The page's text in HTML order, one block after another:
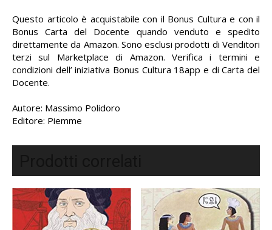
Questo articolo è acquistabile con il Bonus Cultura e con il
Bonus Carta del Docente quando venduto e spedito
direttamente da Amazon. Sono esclusi prodotti di Venditori
terzi sul Marketplace di Amazon. Verifica i termini e
condizioni dell’ iniziativa Bonus Cultura 18app e di Carta del
Docente.
Autore: Massimo Polidoro
Editore: Piemme